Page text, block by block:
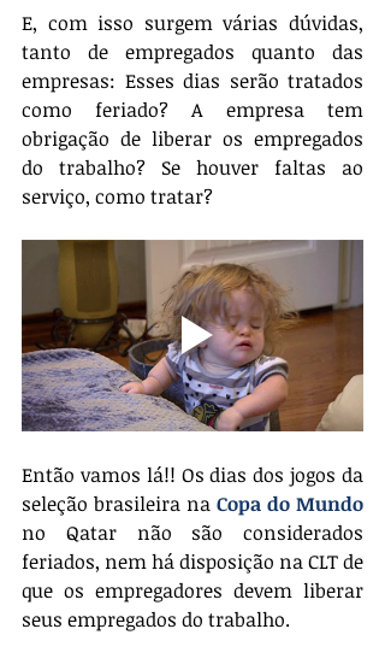
E, com isso surgem várias dúvidas,
tanto de empregados quanto das
empresas: Esses dias serão tratados
como feriado? A empresa tem
obrigação de liberar os empregados
do trabalho? Se houver faltas ao
serviço, como tratar?
Então vamos lá!! Os dias dos jogos da
seleção brasileira na Copa do Mundo
no Qatar não são considerados
feriados, nem há disposição na CLT de
que os empregadores devem liberar
seus empregados do trabalho.